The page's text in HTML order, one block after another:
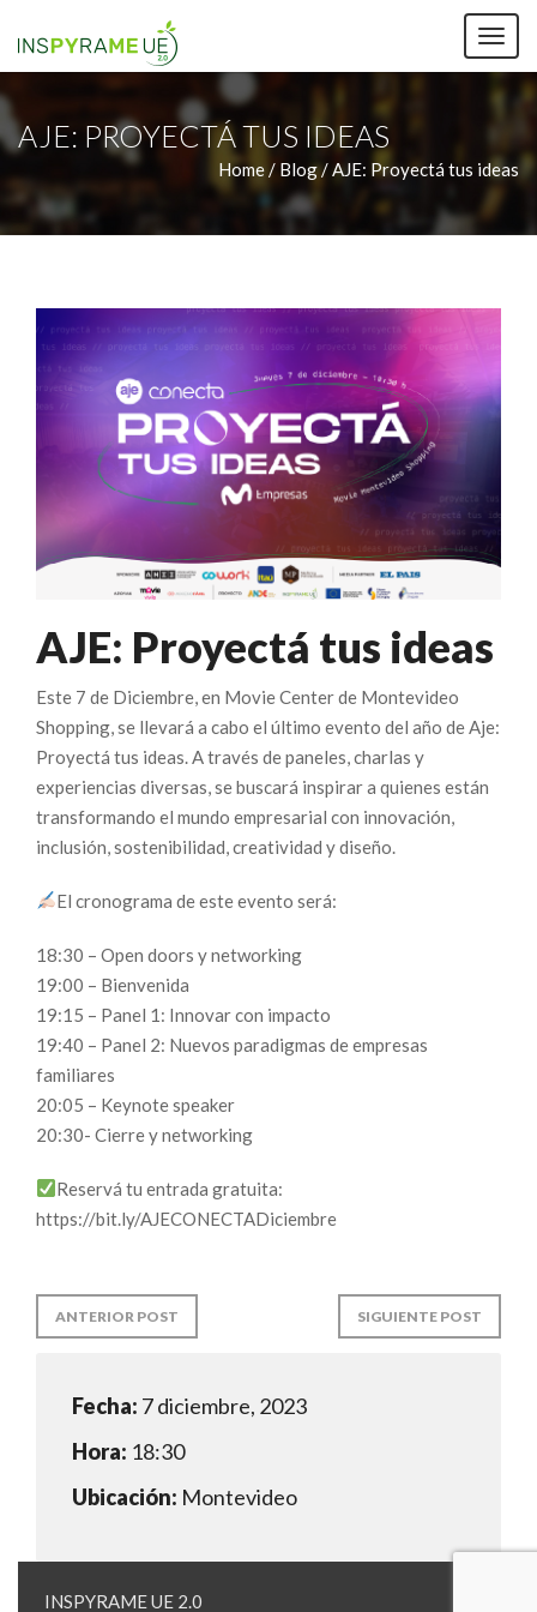
AJE: PROYECTÁ TUS IDEAS
Home / Blog / AJE: Proyectá tus ideas
AJE: Proyectá tus ideas
Este 7 de Diciembre, en Movie Center de Montevideo
Shopping, se llevará a cabo el último evento del año de Aje:
Proyectá tus ideas. A través de paneles, charlas y
experiencias diversas, se buscará inspirar a quienes están
transformando el mundo empresarial con innovación,
inclusión, sostenibilidad, creatividad y diseño.
El cronograma de este evento será:
18:30 – Open doors y networking
19:00 – Bienvenida
19:15 – Panel 1: Innovar con impacto
19:40 – Panel 2: Nuevos paradigmas de empresas
familiares
20:05 – Keynote speaker
20:30- Cierre y networking
Reservá tu entrada gratuita:
https://bit.ly/AJECONECTADiciembre
ANTERIOR POST SIGUIENTE POST
Fecha: 7 diciembre, 2023
Hora: 18:30
Ubicación: Montevideo
INSPYRAME UE 2.0